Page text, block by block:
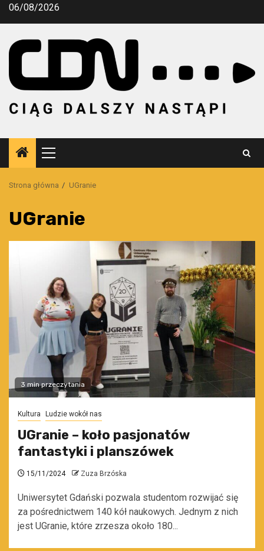
Przejdź
06/08/2026
Menu
główne
Strona główna UGranie
UGranie
3 min przeczytania
Kultura Ludzie wokół nas
UGranie – koło pasjonatów
fantastyki i planszówek
15/11/2024 Zuza Brzóska
Uniwersytet Gdański pozwala studentom rozwijać się
za pośrednictwem 140 kół naukowych. Jednym z nich
jest UGranie, które zrzesza około 180...